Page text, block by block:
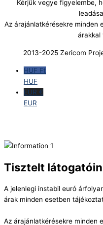
Kérjük vegye figyelembe,
Az árajánlatkérésekre minden
árakkal
2013-2025 Zericom
HUF Ft
HUF
EUR €
EUR
Tisztelt
A jelenlegi instabil euró
árak minden esetben
Az árajánlatkérésekre minden